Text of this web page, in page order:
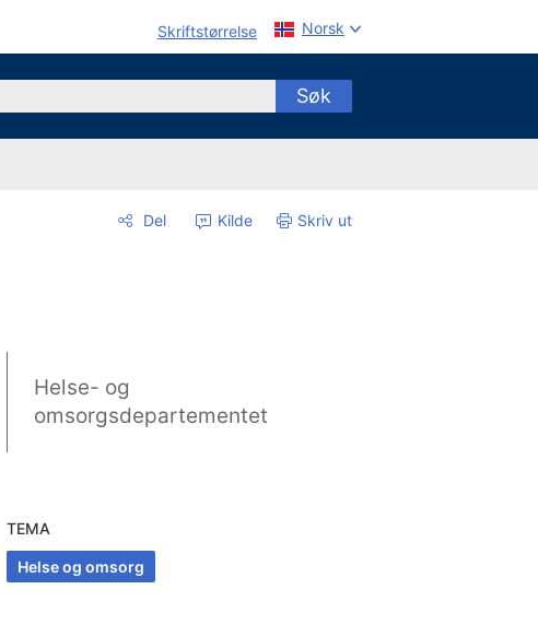
Skriftstørrelse Norsk
Søk
Del Kilde Skriv ut
Helse- og
omsorgsdepartementet
TEMA
Helse og omsorg